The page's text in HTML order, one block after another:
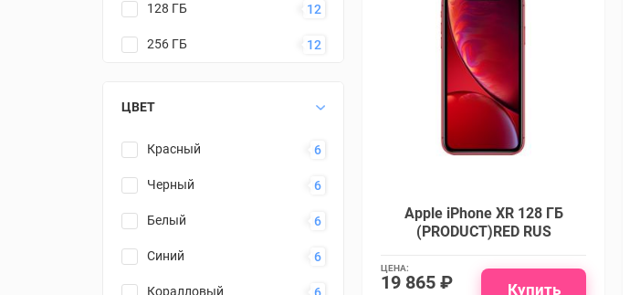
128 ГБ 12
256 ГБ 12
ЦВЕТ
Красный 6
Черный 6
Белый 6
Синий 6
Коралловый 6
Apple iPhone XR 128 ГБ
(PRODUCT)RED RUS
ЦЕНА:
19 865 ₽ Купить